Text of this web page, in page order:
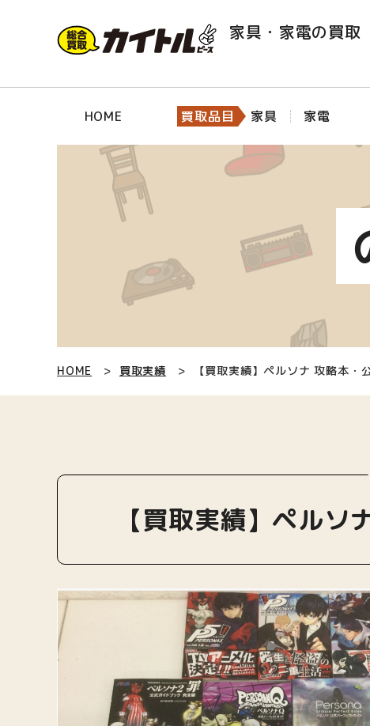
家具・家電の買取
HOME 買取品目 家具 家電
HOME 買取実績 【買取実績】ペルソナ 攻略本
【買取実績】ペル